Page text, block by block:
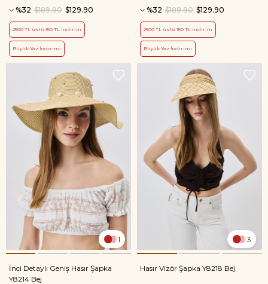
%32 $129.90
$189.90
2500 TL üstü 150 TL indirim
Büyük Yaz İndirimi
%32 $129.90
$189.90
2500 TL üstü 150 TL indirim
Büyük Yaz İndirimi
1
İnci Detaylı Geniş Hasır Şapka
Y8214 Bej
3
Hasır Vizör Şapka Y8218 Bej